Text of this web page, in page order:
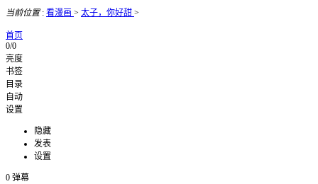
当前位置: 看漫画 > 太子，你好甜 >
首页
0/0
亮度
书签
目录
自动
设置
隐藏
发表
设置
0 弹幕